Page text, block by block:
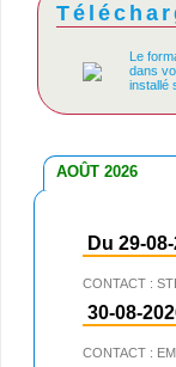
Le
dans
installé
AOÛT 2026
Du 29-
CONTACT :
30-08-
CONTACT :